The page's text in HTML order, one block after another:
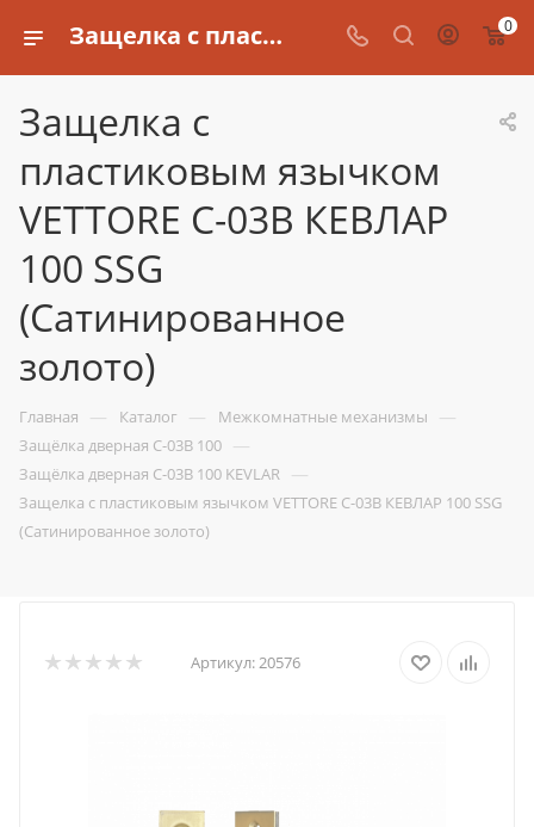
Защелка с пластиковым язычком VETTORE C-03B КЕВЛАР 100 SSG (Сатинированное золото) 0
Защелка с
пластиковым язычком
VETTORE C-03B КЕВЛАР
100 SSG
(Сатинированное
золото)
Главная — Каталог — Межкомнатные механизмы —
Защёлка дверная C-03B 100 —
Защёлка дверная C-03B 100 KEVLAR —
Защелка с пластиковым язычком VETTORE C-03B КЕВЛАР 100 SSG
(Сатинированное золото)
Артикул:20576